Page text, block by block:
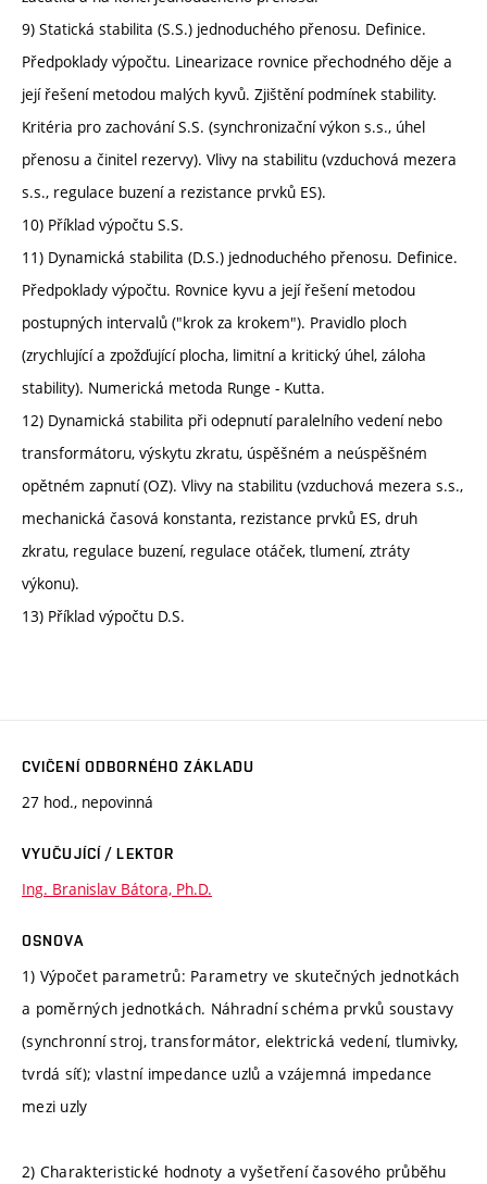
9) Statická stabilita (S.S.) jednoduchého přenosu. Definice.
Předpoklady výpočtu. Linearizace rovnice přechodného děje a
její řešení metodou malých kyvů. Zjištění podmínek stability.
Kritéria pro zachování S.S. (synchronizační výkon s.s., úhel
přenosu a činitel rezervy). Vlivy na stabilitu (vzduchová mezera
s.s., regulace buzení a rezistance prvků ES).
10) Příklad výpočtu S.S.
11) Dynamická stabilita (D.S.) jednoduchého přenosu. Definice.
Předpoklady výpočtu. Rovnice kyvu a její řešení metodou
postupných intervalů ("krok za krokem"). Pravidlo ploch
(zrychlující a zpožďující plocha, limitní a kritický úhel, záloha
stability). Numerická metoda Runge - Kutta.
12) Dynamická stabilita při odepnutí paralelního vedení nebo
transformátoru, výskytu zkratu, úspěšném a neúspěšném
opětném zapnutí (OZ). Vlivy na stabilitu (vzduchová mezera s.s.,
mechanická časová konstanta, rezistance prvků ES, druh
zkratu, regulace buzení, regulace otáček, tlumení, ztráty
výkonu).
13) Příklad výpočtu D.S.
CVIČENÍ ODBORNÉHO ZÁKLADU
27 hod., nepovinná
VYUČUJÍCÍ / LEKTOR
Ing. Branislav Bátora, Ph.D.
OSNOVA
1) Výpočet parametrů: Parametry ve skutečných jednotkách
a poměrných jednotkách. Náhradní schéma prvků soustavy
(synchronní stroj, transformátor, elektrická vedení, tlumivky,
tvrdá síť); vlastní impedance uzlů a vzájemná impedance
mezi uzly
2) Charakteristické hodnoty a vyšetření časového průběhu